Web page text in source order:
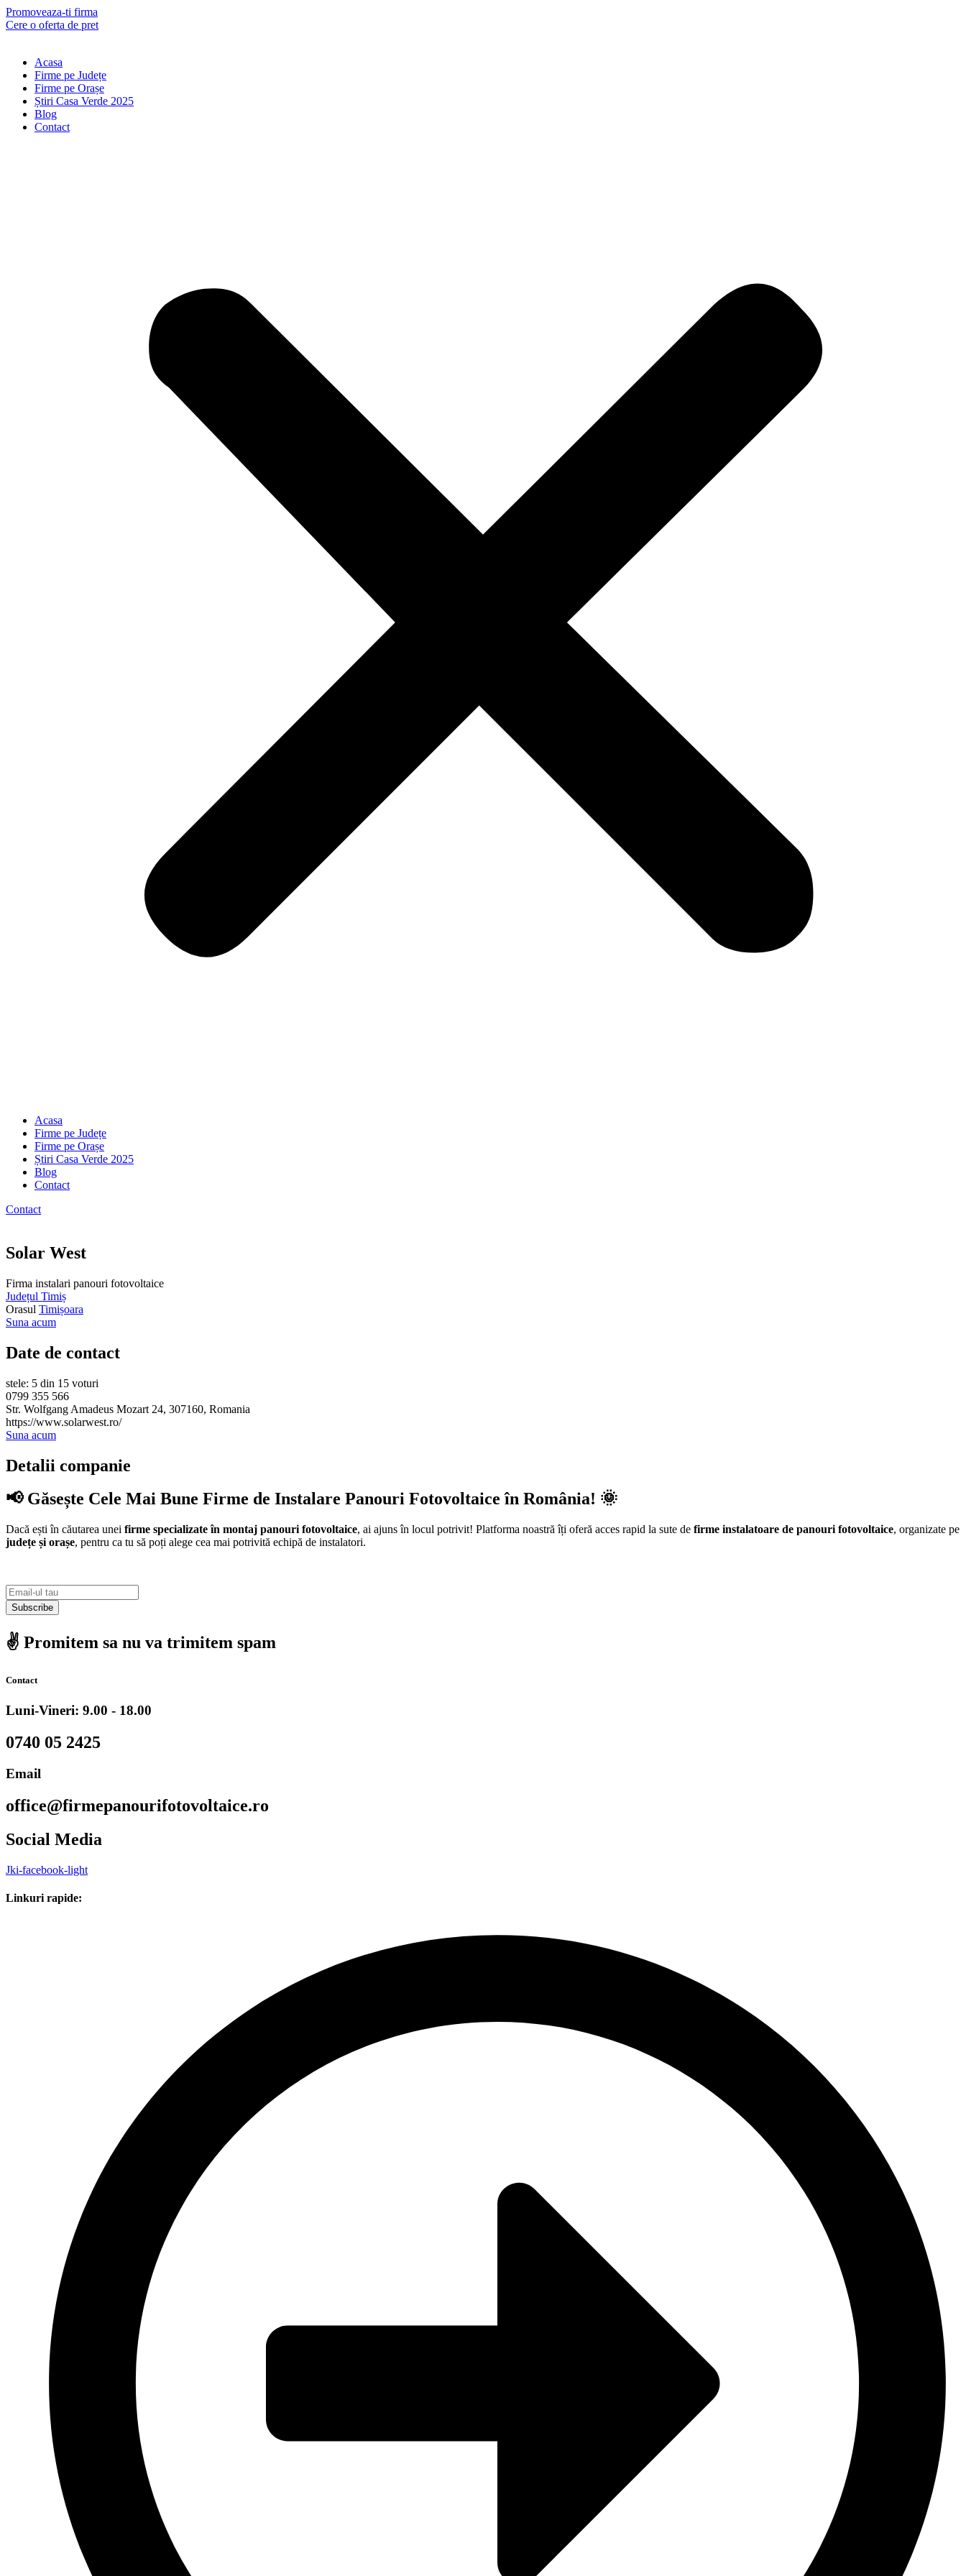
Skip
to
Promoveaza-ti firma
Cere o oferta de pret
Acasa
Firme pe Județe
Firme pe Orașe
Știri Casa Verde 2025
Blog
Contact
Acasa
Firme pe Județe
Firme pe Orașe
Știri Casa Verde 2025
Blog
Contact
Contact
Solar West
Firma instalari panouri fotovoltaice
Județul Timiș
Orasul Timișoara
Suna acum
Date de contact
stele: 5 din 15 voturi
0799 355 566
Str. Wolfgang Amadeus Mozart 24, 307160, Romania
https://www.solarwest.ro/
Suna acum
Detalii companie
📢 Găsește Cele Mai Bune Firme de Instalare Panouri Fotovoltaice în România! 🌞
Dacă ești în căutarea unei firme specializate în montaj panouri fotovoltaice, ai ajuns în locul potrivit! Platforma noastră îți oferă acces rapid la sute de firme instalatoare de panouri fotovoltaice, organizate pe
județe și orașe, pentru ca tu să poți alege cea mai potrivită echipă de instalatori.
Subscribe
✌️ Promitem sa nu va trimitem spam
Contact
Luni-Vineri: 9.00 - 18.00
0740 05 2425
Email
office@firmepanourifotovoltaice.ro
Social Media
Jki-facebook-light
Linkuri rapide: